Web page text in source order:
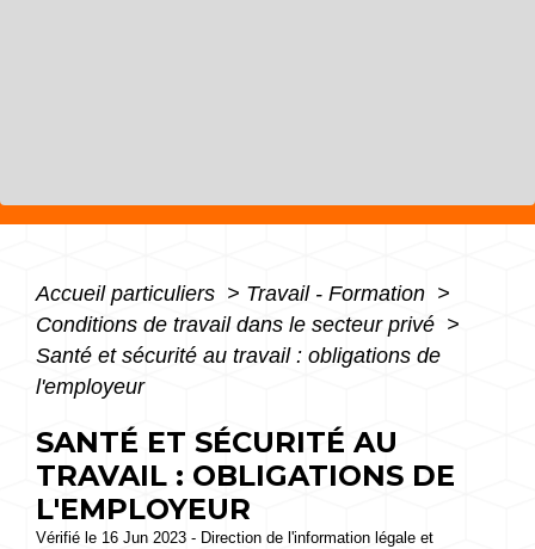
Accueil particuliers > Travail - Formation >
Conditions de travail dans le secteur privé >
Santé et sécurité au travail : obligations de
l'employeur
SANTÉ ET SÉCURITÉ AU
TRAVAIL : OBLIGATIONS DE
L'EMPLOYEUR
Vérifié le 16 Jun 2023 - Direction de l'information légale et